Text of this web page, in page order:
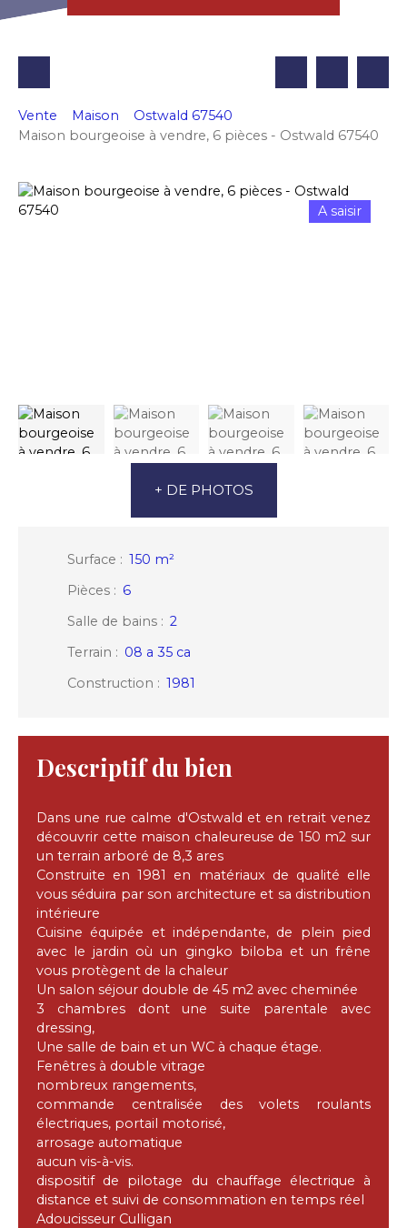
Vente Maison
Ostwald 67540
Maison bourgeoise à vendre, 6 pièces - Ostwald 67540
A saisir
+ DE PHOTOS
Surface : 150 m²
Pièces : 6
Salle de bains : 2
Terrain : 08 a 35 ca
Construction : 1981
Descriptif du bien
Dans une rue calme d'Ostwald et en retrait venez
découvrir cette maison chaleureuse de 150 m2 sur
un terrain arboré de 8,3 ares
Construite en 1981 en matériaux de qualité elle
vous séduira par son architecture et sa distribution
intérieure
Cuisine équipée et indépendante, de plein pied
avec le jardin où un gingko biloba et un frêne
vous protègent de la chaleur
Un salon séjour double de 45 m2 avec cheminée
3 chambres dont une suite parentale avec
dressing,
Une salle de bain et un WC à chaque étage.
Fenêtres à double vitrage
nombreux rangements,
commande centralisée des volets roulants
électriques, portail motorisé,
arrosage automatique
aucun vis-à-vis.
dispositif de pilotage du chauffage électrique à
distance et suivi de consommation en temps réel
Adoucisseur Culligan